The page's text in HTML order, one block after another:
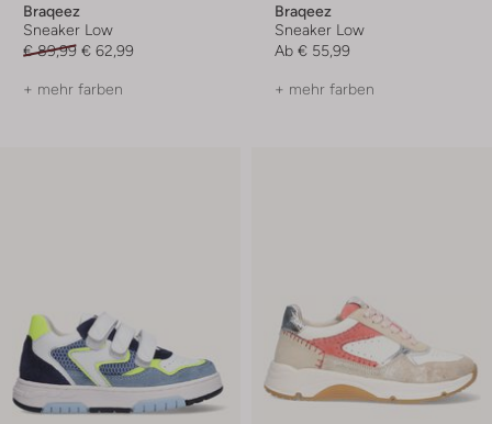
Braqeez
Sneaker Low
€ 89,99 € 62,99
+ mehr farben
Braqeez
Sneaker Low
Ab € 55,99
+ mehr farben